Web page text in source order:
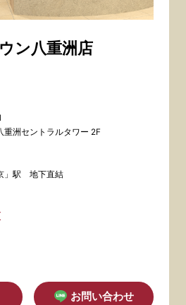
ン八重洲店
重洲セントラルタワー 2F
」駅 地下直結
お問い合わせ